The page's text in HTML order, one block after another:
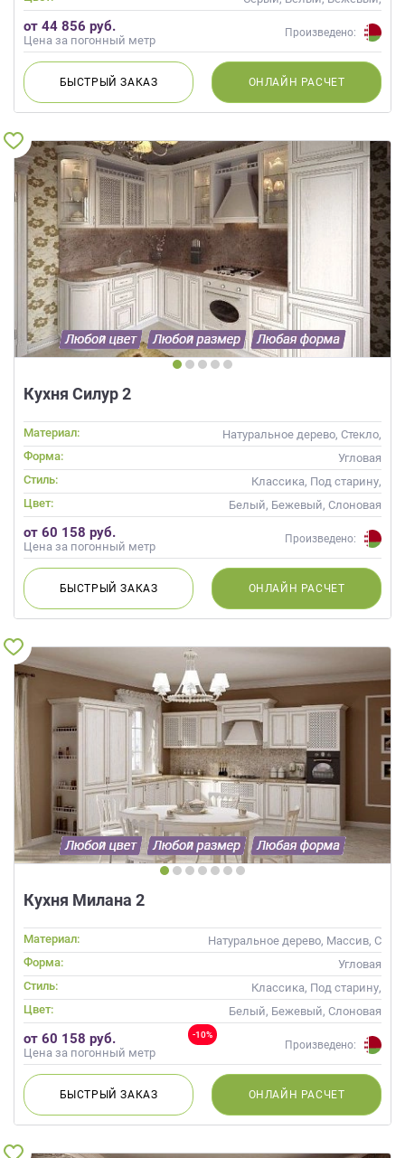
Слоновая кость, Кремовый
от 44 856 руб.
Цена за погонный метр
Произведено:
БЫСТРЫЙЗАКАЗ ОНЛАЙН РАСЧЕТ
Кухня Силур 2
Материал:
Натуральное дерево, Стекло,
Массив, С патиной
Форма:
Угловая
Стиль:
Классика, Под старину,
Прованс
Цвет:
Белый, Бежевый, Слоновая
кость, Кремовый
от 60 158 руб.
Цена за погонный метр
Произведено:
БЫСТРЫЙЗАКАЗ ОНЛАЙН РАСЧЕТ
Кухня Милана 2
Материал:
Натуральное дерево, Массив, С
патиной
Форма:
Угловая
Стиль:
Классика, Под старину,
Прованс
Цвет:
Белый, Бежевый, Слоновая
кость, Кремовый
-10%
от 60 158 руб.
Цена за погонный метр
Произведено:
БЫСТРЫЙЗАКАЗ ОНЛАЙН РАСЧЕТ